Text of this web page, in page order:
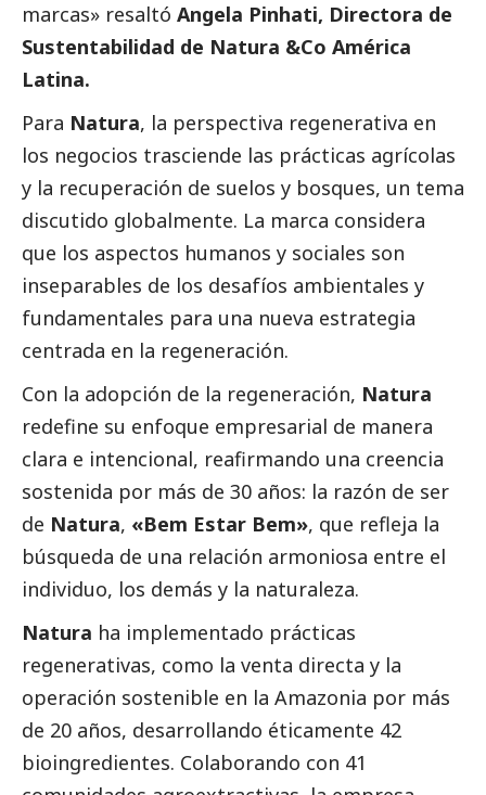
marcas» resaltó Angela Pinhati, Directora de
Sustentabilidad de Natura &Co América
Latina.
Para Natura, la perspectiva regenerativa en
los negocios trasciende las prácticas agrícolas
y la recuperación de suelos y bosques, un tema
discutido globalmente. La marca considera
que los aspectos humanos y sociales son
inseparables de los desafíos ambientales y
fundamentales para una nueva estrategia
centrada en la regeneración.
Con la adopción de la regeneración, Natura
redefine su enfoque empresarial de manera
clara e intencional, reafirmando una creencia
sostenida por más de 30 años: la razón de ser
de Natura, «Bem Estar Bem», que refleja la
búsqueda de una relación armoniosa entre el
individuo, los demás y la naturaleza.
Natura ha implementado prácticas
regenerativas, como la venta directa y la
operación sostenible en la Amazonia por más
de 20 años, desarrollando éticamente 42
bioingredientes. Colaborando con 41